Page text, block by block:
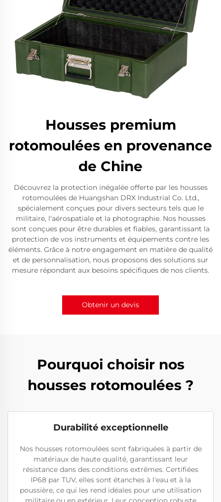
Housses premium
rotomoulées en provenance
de Chine
Découvrez la protection inégalée offerte par les housses
rotomoulées de Huangshan DRX Industrial Co. Ltd.,
spécialement conçues pour divers secteurs tels que le
militaire, l'aérospatiale et la photographie. Nos housses
sont conçues pour être durables et fiables, garantissant la
protection de vos instruments et équipements contre les
éléments. Grâce à notre engagement en matière de qualité
et de personnalisation, nous proposons des solutions sur
mesure répondant aux besoins spécifiques de nos clients.
Obtenir un devis
Pourquoi choisir nos
housses rotomoulées ?
Durabilité exceptionnelle
Nos housses rotomoulées sont fabriquées à partir de
matériaux de haute qualité, garantissant leur
résistance dans des conditions extrêmes. Certifiées
IP68 par TUV, elles sont étanches à l'eau et à la
poussière, ce qui les rend idéales pour une utilisation